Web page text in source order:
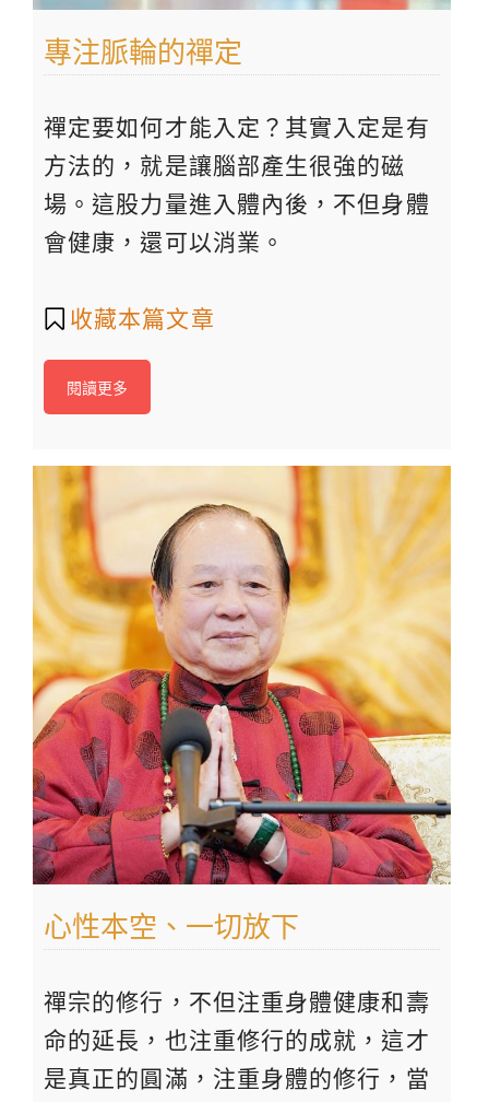
專注脈輪的禪定
禪定要如何才能入定？其實入定是有
方法的，就是讓腦部產生很強的磁
場。這股力量進入體內後，不但身體
會健康，還可以消業。
收藏本篇文章
閱讀更多
心性本空、一切放下
禪宗的修行，不但注重身體健康和壽
命的延長，也注重修行的成就，這才
是真正的圓滿，注重身體的修行，當